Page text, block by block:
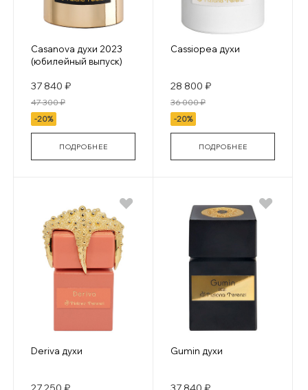
Casanova духи 2023
(юбилейный выпуск)
37 840 ₽
47 300 ₽
-20%
ПОДРОБНЕЕ
Cassiopea духи
28 800 ₽
36 000 ₽
-20%
ПОДРОБНЕЕ
Deriva духи Gumin духи